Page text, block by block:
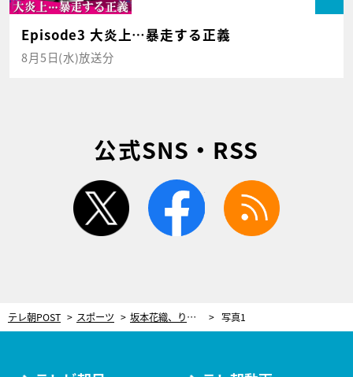
Episode3 大炎上…暴走する正義
8月5日(水)放送分
公式SNS・RSS
twitter facebook
テレ朝POST スポーツ 坂本花織、りくりゅう、10年ぶり出場の髙橋大輔も…日本代表が3大会ぶりの世界一奪還へ＜国別対抗戦・見どころ＞ 写真1